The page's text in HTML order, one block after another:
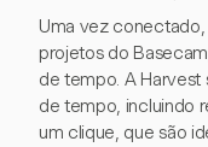
Uma vez
projetos do
de tempo. A
de tempo, incluindo
um clique, que são